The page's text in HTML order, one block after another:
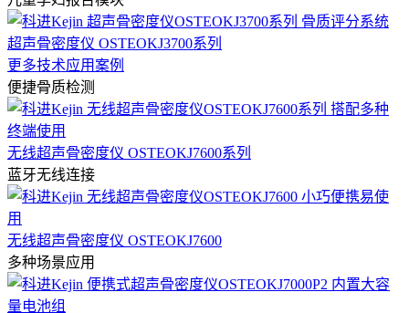
超声骨密度仪 OSTEOKJ3700系列
更多技术应用案例
便捷骨质检测
无线超声骨密度仪 OSTEOKJ7600系列
蓝牙无线连接
无线超声骨密度仪 OSTEOKJ7600
多种场景应用